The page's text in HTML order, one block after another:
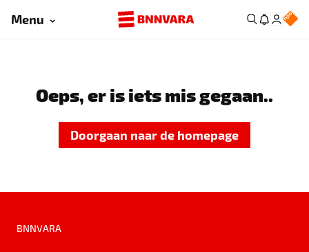
Menu
Oeps, er is iets mis gegaan..
Doorgaan naar de homepage
BNNVARA